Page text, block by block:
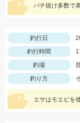
釣行日
釣行時間
釣場
釣り方